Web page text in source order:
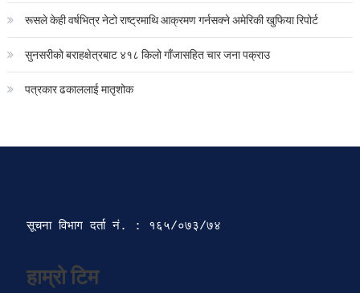
रूसले केही वर्षभित्र नेटो राष्ट्रमाथि आक्रमण गर्नसक्ने अमेरिकी खुफिया रिपोर्ट
सुनसरीको बराहक्षेत्रबाट ४१८ किलो गाँजासहित चार जना पक्राउ
पत्रकार ढकाललाई मातृशोक
सूचना विभाग दर्ता‍ नं. : १६५/०७३/७४
हाम्रो टिम